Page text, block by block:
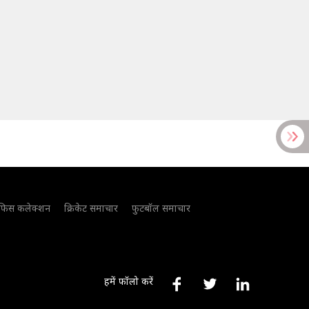
कलेक्शन क्रिकेट समाचार फुटबॉल समाचार
हमें फॉलो करें